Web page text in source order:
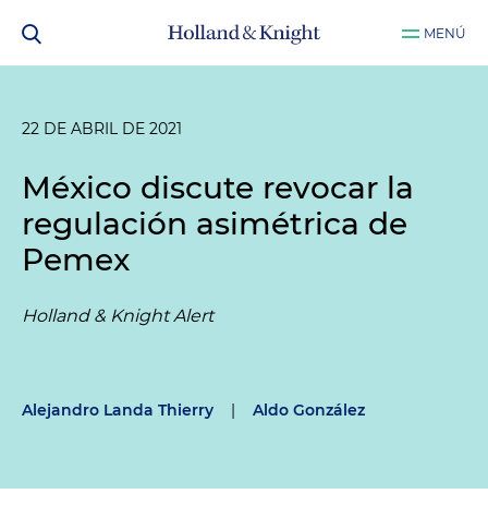
MENÚ
22 DE ABRIL DE 2021
México discute revocar la
regulación asimétrica de
Pemex
Holland & Knight Alert
Alejandro Landa Thierry | Aldo González